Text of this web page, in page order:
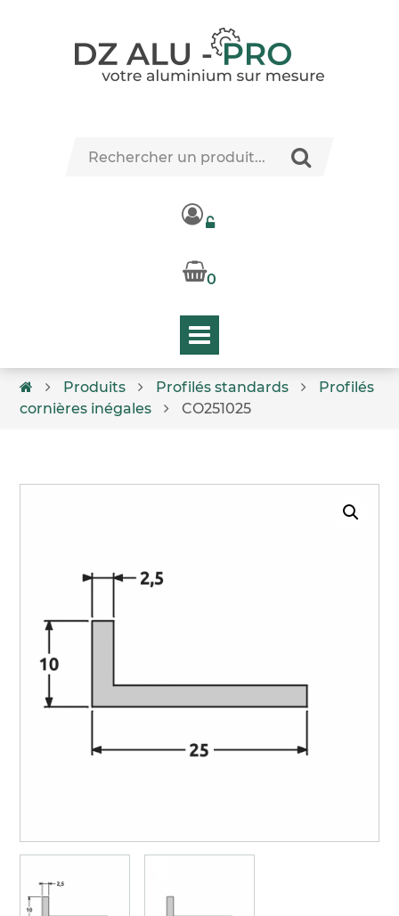
0
Produits Profilés standards
Profilés
cornières inégales
CO251025